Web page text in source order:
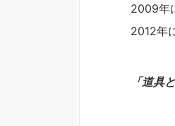
2009年
2012年
「道具